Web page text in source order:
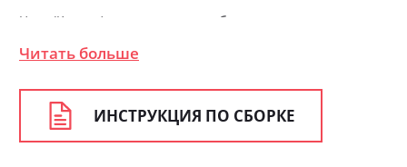
Цвет (Корпус):
дуб сонома
Цвет материала
Материал
ламінована ДСП
Читать больше
ИНСТРУКЦИЯ ПО СБОРКЕ